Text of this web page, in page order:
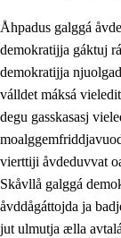
1.
1.1
1.2
Åhpadus galggá
demokratijja gáktuj
demokratijja
válldet máksá
degu gasskasasj
vierttiji åvdeduvvat
Skåvllå galggá
åvddågáttojda ja
jut ulmutja ælla